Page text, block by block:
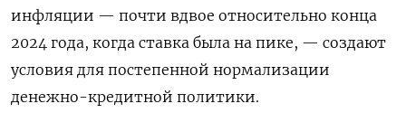
инфляции — почти вдвое относительно конца
2024 года, когда ставка была на пике, — создают
условия для постепенной нормализации
денежно-кредитной политики.